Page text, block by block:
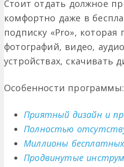
Стоит отдать должное
комфортно даже в
подписку «Pro»,
фотографий, видео,
устройствах, скачивать
Особенности программы:
Приятный дизайн и
Полностью
Миллионы
Продвинутые